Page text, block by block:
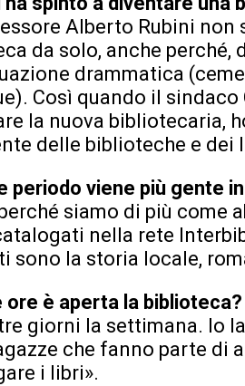
Alberto Rubini non
da solo, anche
drammatica
Così quando il
la nuova bibliotecaria,
delle biblioteche e dei
periodo viene più gente
siamo di più come
nella rete
sono la storia locale,
ore è aperta la biblioteca?
giorni la settimana. Io
che fanno parte di
i libri».